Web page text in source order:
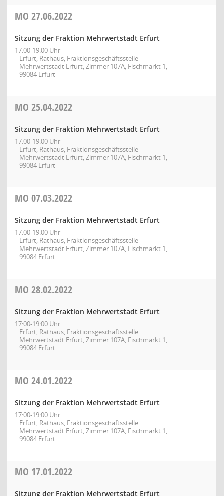
MO 27.06.2022
Sitzung der Fraktion Mehrwertstadt Erfurt
17:00-19:00 Uhr
Erfurt, Rathaus, Fraktionsgeschäftsstelle
Mehrwertstadt Erfurt, Zimmer 107A, Fischmarkt 1,
99084 Erfurt
MO 25.04.2022
Sitzung der Fraktion Mehrwertstadt Erfurt
17:00-19:00 Uhr
Erfurt, Rathaus, Fraktionsgeschäftsstelle
Mehrwertstadt Erfurt, Zimmer 107A, Fischmarkt 1,
99084 Erfurt
MO 07.03.2022
Sitzung der Fraktion Mehrwertstadt Erfurt
17:00-19:00 Uhr
Erfurt, Rathaus, Fraktionsgeschäftsstelle
Mehrwertstadt Erfurt, Zimmer 107A, Fischmarkt 1,
99084 Erfurt
MO 28.02.2022
Sitzung der Fraktion Mehrwertstadt Erfurt
17:00-19:00 Uhr
Erfurt, Rathaus, Fraktionsgeschäftsstelle
Mehrwertstadt Erfurt, Zimmer 107A, Fischmarkt 1,
99084 Erfurt
MO 24.01.2022
Sitzung der Fraktion Mehrwertstadt Erfurt
17:00-19:00 Uhr
Erfurt, Rathaus, Fraktionsgeschäftsstelle
Mehrwertstadt Erfurt, Zimmer 107A, Fischmarkt 1,
99084 Erfurt
MO 17.01.2022
Sitzung der Fraktion Mehrwertstadt Erfurt